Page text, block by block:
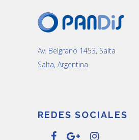
Av. Belgrano 1453, Salta
Salta, Argentina
REDES SOCIALES